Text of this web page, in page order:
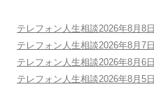
テレフォン人生相談2026年8月8日
テレフォン人生相談2026年8月7日
テレフォン人生相談2026年8月6日
テレフォン人生相談2026年8月5日